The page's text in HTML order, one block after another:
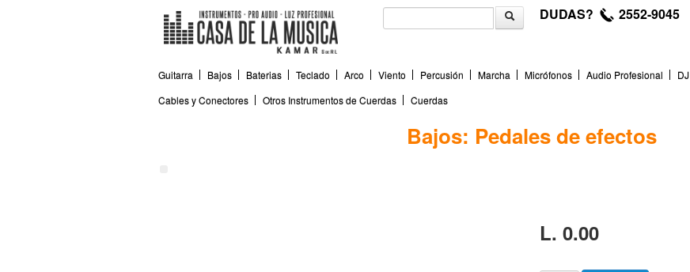
DUDAS? 2552-9045
Guitarra Bajos Baterias Teclado Arco Viento Percusión Marcha Micrófonos Audio Profesional DJ
Cables y Conectores
Otros Instrumentos de Cuerdas Cuerdas
Bajos: Pedales de efectos
L. 0.00